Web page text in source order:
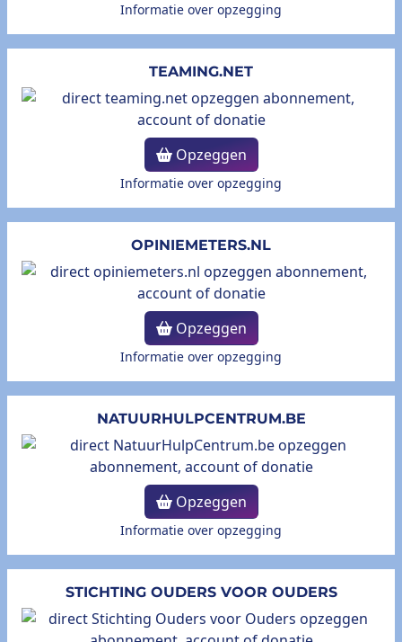
Informatie over opzegging
TEAMING.NET
Opzeggen
Informatie over opzegging
OPINIEMETERS.NL
Opzeggen
Informatie over opzegging
NATUURHULPCENTRUM.BE
Opzeggen
Informatie over opzegging
STICHTING OUDERS VOOR OUDERS